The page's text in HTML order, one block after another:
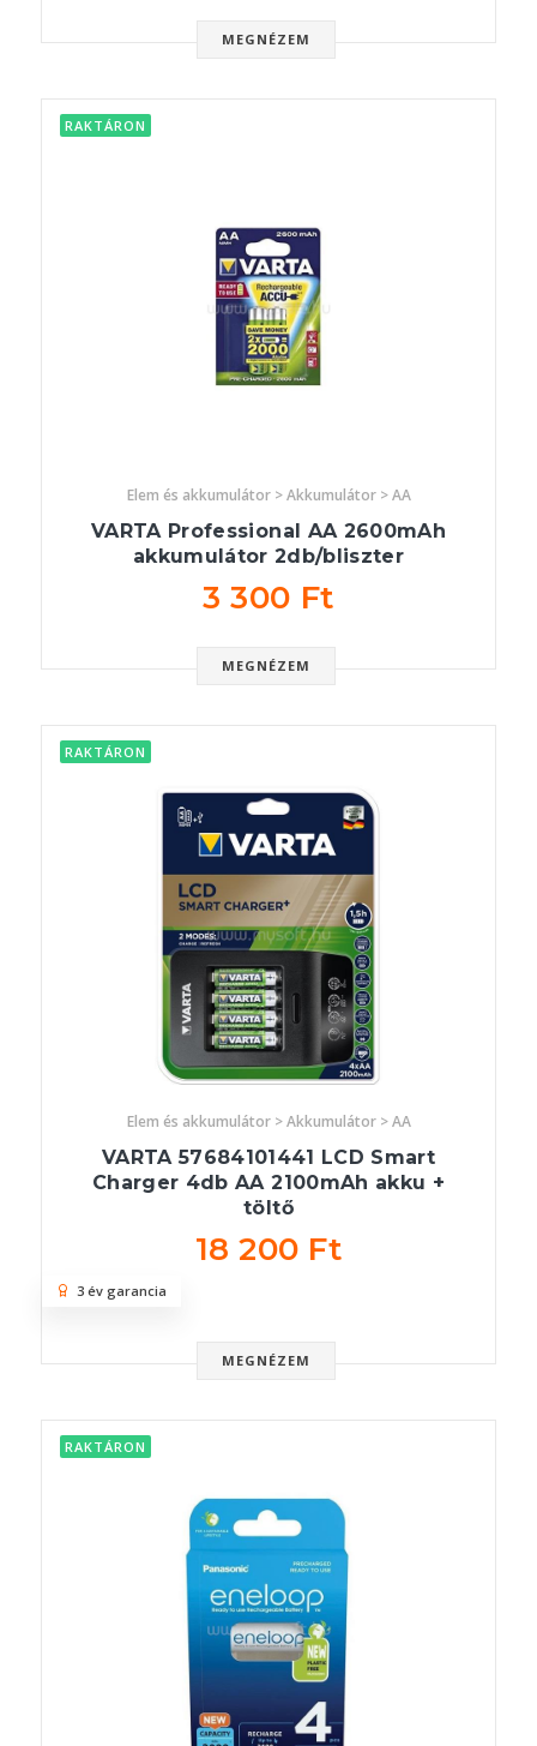
MEGNÉZEM
RAKTÁRON
Elem és akkumulátor > Akkumulátor > AA
VARTA Professional AA 2600mAh
akkumulátor 2db/bliszter
3 300 Ft
MEGNÉZEM
RAKTÁRON
Elem és akkumulátor > Akkumulátor > AA
VARTA 57684101441 LCD Smart
Charger 4db AA 2100mAh akku +
töltő
18 200 Ft
MEGNÉZEM
3 év garancia
RAKTÁRON